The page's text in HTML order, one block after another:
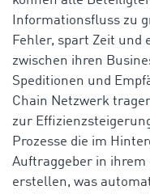
Informationsfluss zu
Fehler, spart Zeit
zwischen ihren
Speditionen und
Chain Netzwerk
zur
Prozesse die im
Auftraggeber in ihrem
erstellen, was